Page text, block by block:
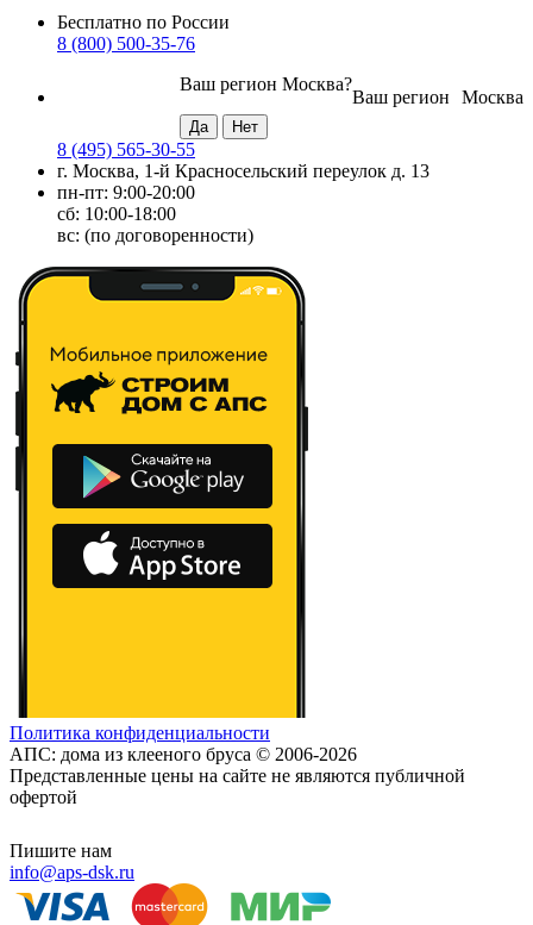
Бесплатно по России
8 (800) 500-35-76
Москва
Ваш регион
Ваш регион Москва?
8 (495) 565-30-55
г. Москва, 1-й Красносельский переулок д. 13
пн-пт: 9:00-20:00
сб: 10:00-18:00
вс: (по договоренности)
Политика конфиденциальности
АПС: дома из клееного бруса © 2006-2026
Представленные цены на сайте не являются публичной
офертой
Пишите нам
info@aps-dsk.ru